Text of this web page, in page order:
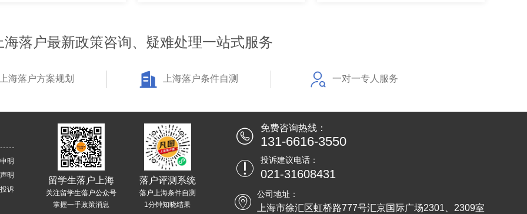
海落户最新政策咨询、疑难处理一站式服务
海落户方案规划 上海落户条件自测 一对一专人服务
明
明
诉
留学生落户上海
关注留学生落户公众号
掌握一手政策消息
落户评测系统
落户上海条件自测
1分钟知晓结果
免费咨询热线：
131-6616-3550
投诉建议电话：
021-31608431
公司地址：
上海市徐汇区虹桥路777号汇京国际广场2301、2309室